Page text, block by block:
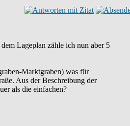
Lageplan zähle ich nun aber 5
Marktgraben) was für
Aus der Beschreibung der
als die einfachen?